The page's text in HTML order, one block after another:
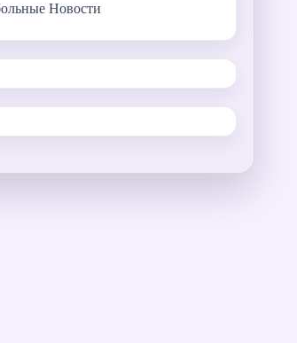
Новости